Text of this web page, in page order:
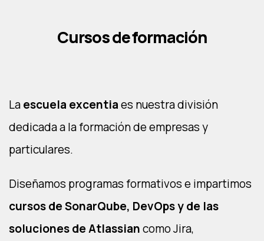
Cursos de formación
Laescuela excentiaes nuestra división
dedicada a la formación de empresas y
particulares.
Diseñamos programas formativos e impartimos
cursos de SonarQube, DevOps y de las
soluciones de Atlassiancomo Jira,